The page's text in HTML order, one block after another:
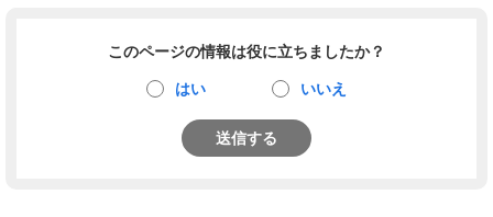
このページの情報は役に立ちましたか？
はい いいえ
送信する